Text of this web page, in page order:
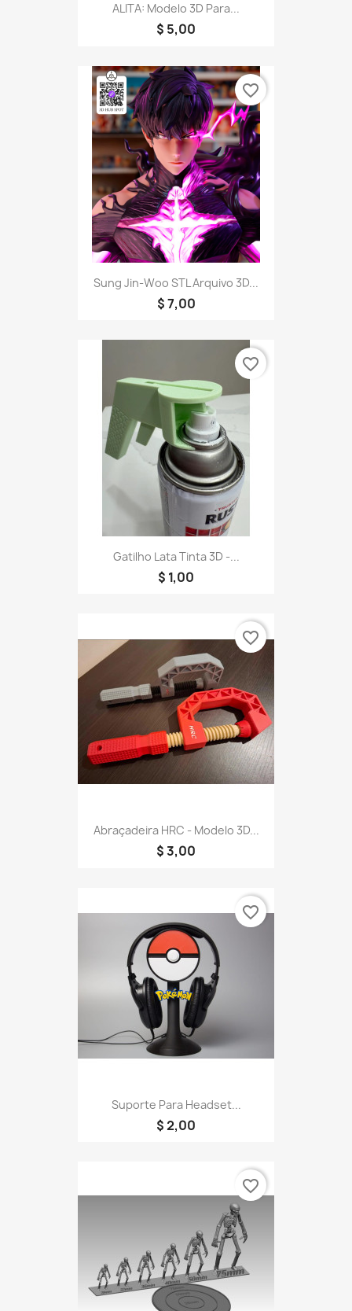
ALITA: Modelo 3D Para...
$ 5,00
Sung Jin-Woo STL Arquivo 3D...
$ 7,00
favorite_border
Gatilho Lata Tinta 3D -...
$ 1,00
favorite_border
Abraçadeira HRC - Modelo 3D...
$ 3,00
favorite_border
Suporte Para Headset...
$ 2,00
favorite_border
favorite_border